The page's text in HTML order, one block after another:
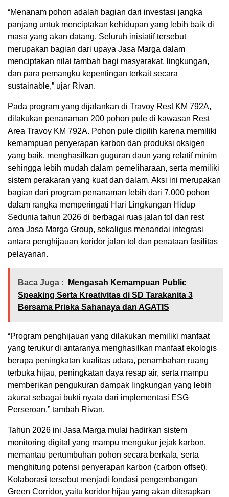
“Menanam pohon adalah bagian dari investasi jangka
panjang untuk menciptakan kehidupan yang lebih baik di
masa yang akan datang. Seluruh inisiatif tersebut
merupakan bagian dari upaya Jasa Marga dalam
menciptakan nilai tambah bagi masyarakat, lingkungan,
dan para pemangku kepentingan terkait secara
sustainable,” ujar Rivan.
Pada program yang dijalankan di Travoy Rest KM 792A,
dilakukan penanaman 200 pohon pule di kawasan Rest
Area Travoy KM 792A. Pohon pule dipilih karena memiliki
kemampuan penyerapan karbon dan produksi oksigen
yang baik, menghasilkan guguran daun yang relatif minim
sehingga lebih mudah dalam pemeliharaan, serta memiliki
sistem perakaran yang kuat dan dalam. Aksi ini merupakan
bagian dari program penanaman lebih dari 7.000 pohon
dalam rangka memperingati Hari Lingkungan Hidup
Sedunia tahun 2026 di berbagai ruas jalan tol dan rest
area Jasa Marga Group, sekaligus menandai integrasi
antara penghijauan koridor jalan tol dan penataan fasilitas
pelayanan.
Baca Juga :
Mengasah Kemampuan Public
Speaking Serta Kreativitas di SD Tarakanita 3
Bersama Priska Sahanaya dan AGATIS
“Program penghijauan yang dilakukan memiliki manfaat
yang terukur di antaranya menghasilkan manfaat ekologis
berupa peningkatan kualitas udara, penambahan ruang
terbuka hijau, peningkatan daya resap air, serta mampu
memberikan pengukuran dampak lingkungan yang lebih
akurat sebagai bukti nyata dari implementasi ESG
Perseroan,” tambah Rivan.
Tahun 2026 ini Jasa Marga mulai hadirkan sistem
monitoring digital yang mampu mengukur jejak karbon,
memantau pertumbuhan pohon secara berkala, serta
menghitung potensi penyerapan karbon (carbon offset).
Kolaborasi tersebut menjadi fondasi pengembangan
Green Corridor, yaitu koridor hijau yang akan diterapkan